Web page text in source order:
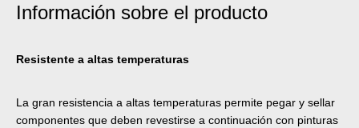
Información sobre el producto
Resistente a altas temperaturas
La gran resistencia a altas temperaturas permite pegar y sellar
componentes que deben revestirse a continuación con pinturas